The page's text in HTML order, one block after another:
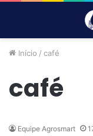
Início / café
café
Equipe Agrosmart